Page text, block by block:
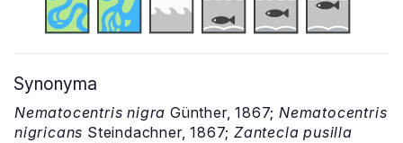
Synonyma
Nematocentris nigra Günther, 1867;Nematocentris
nigricans Steindachner, 1867;Zantecla pusilla